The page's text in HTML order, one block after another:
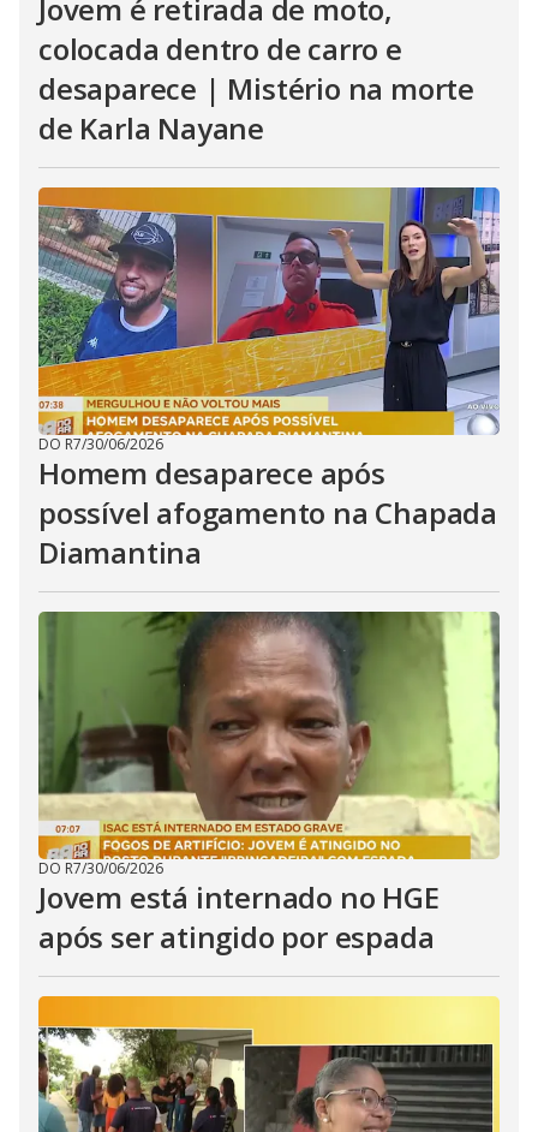
Jovem é retirada de moto,
colocada dentro de carro e
desaparece | Mistério na morte
de Karla Nayane
DO R7/30/06/2026
Homem desaparece após
possível afogamento na Chapada
Diamantina
DO R7/30/06/2026
Jovem está internado no HGE
após ser atingido por espada